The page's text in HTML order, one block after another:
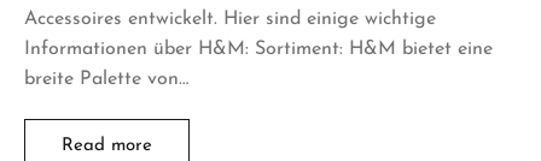
Accessoires entwickelt. Hier sind einige wichtige
Informationen über H&M: Sortiment: H&M bietet eine
breite Palette von…
Read more